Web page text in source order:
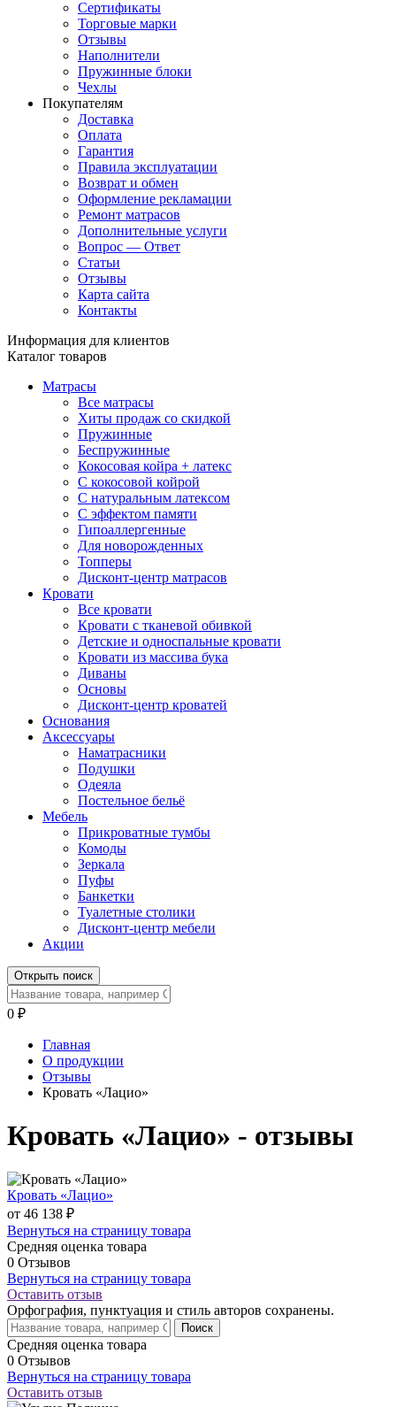
Сертификаты
Торговые марки
Отзывы
Наполнители
Пружинные блоки
Чехлы
Покупателям
Доставка
Оплата
Гарантия
Правила эксплуатации
Возврат и обмен
Оформление рекламации
Ремонт матрасов
Дополнительные услуги
Вопрос — Ответ
Статьи
Отзывы
Карта сайта
Контакты
Информация для клиентов
Каталог товаров
Матрасы
Все матрасы
Хиты продаж со скидкой
Пружинные
Беспружинные
Кокосовая койра + латекс
С кокосовой койрой
С натуральным латексом
С эффектом памяти
Гипоаллергенные
Для новорожденных
Топперы
Дисконт-центр матрасов
Кровати
Все кровати
Кровати с тканевой обивкой
Детские и односпальные кровати
Кровати из массива бука
Диваны
Основы
Дисконт-центр кроватей
Основания
Аксессуары
Наматрасники
Подушки
Одеяла
Постельное бельё
Мебель
Прикроватные тумбы
Комоды
Зеркала
Пуфы
Банкетки
Туалетные столики
Дисконт-центр мебели
Акции
Открыть поиск
0 ₽
Главная
О продукции
Отзывы
Кровать «Лацио»
Кровать «Лацио» - отзывы
Кровать «Лацио»
от 46 138 ₽
Вернуться на страницу товара
Средняя оценка товара
0 Отзывов
Вернуться на страницу товара
Оставить отзыв
Орфография, пунктуация и стиль авторов сохранены.
Поиск
Средняя оценка товара
0 Отзывов
Вернуться на страницу товара
Оставить отзыв